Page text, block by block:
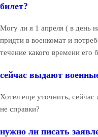
билет?
Могу ли я 1 апреля ( в день
придти в военкомат и
течение какого времени его
сейчас выдают
Хотел еще уточнить,
не справки?
нужно ли писать